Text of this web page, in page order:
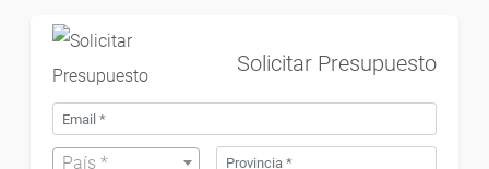
Solicitar Presupuesto
País *